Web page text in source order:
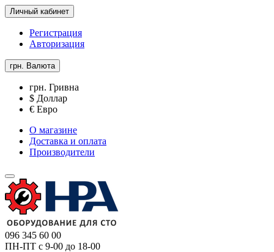
Личный кабинет
Регистрация
Авторизация
грн. Валюта
грн. Гривна
$ Доллар
€ Евро
О магазине
Доставка и оплата
Производители
096 345 60 00
ПН-ПТ с 9-00 до 18-00